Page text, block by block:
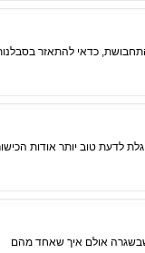
כדאי להתאזר
לדעת טוב יותר אודות
שבשגרה אולם איך שאחד מהם